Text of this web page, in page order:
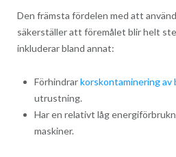
Den främsta fördelen med att
säkerställer att föremålet blir helt
inkluderar bland annat:
Förhindrarkorskontaminering av
utrustning.
Har en relativt låg
maskiner.